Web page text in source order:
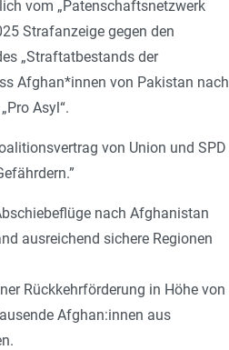
vom „Patenschaftsnetzwerk
Strafanzeige gegen den
„Straftatbestands der
Afghan*innen von Pakistan nach
Asyl“.
von Union und SPD
nach Afghanistan
ausreichend sichere Regionen
Rückkehrförderung in Höhe von
Af­ghan:in­nen aus